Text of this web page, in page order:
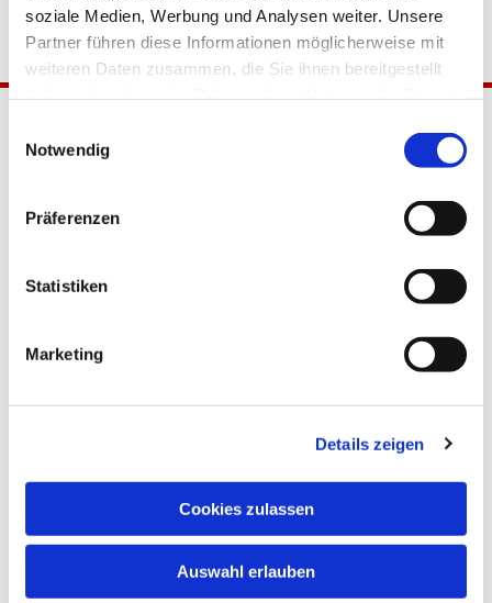
soziale Medien, Werbung und Analysen weiter. Unsere
Partner führen diese Informationen möglicherweise mit
weiteren Daten zusammen, die Sie ihnen bereitgestellt
Notwendig
Präferenzen
Statistiken
Marketing
Details zeigen
Cookies zulassen
Auswahl erlauben
Katholische Kirchengemeinde
Tempelhof-Buckow
Geistlicher Raum
Taufe, Kommunion & Trauung